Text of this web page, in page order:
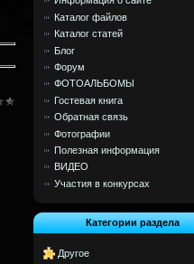
Каталог файлов
Каталог статей
Блог
Форум
ФОТОАЛЬБОМЫ
Гостевая книга
Обратная связь
Фотографии
Полезная информация
ВИДЕО
Участия в конкурсах
Категории раздела
Другое